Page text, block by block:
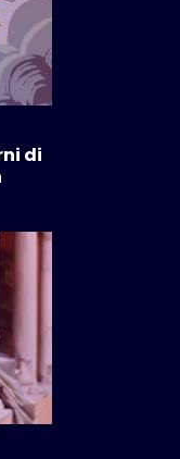
di